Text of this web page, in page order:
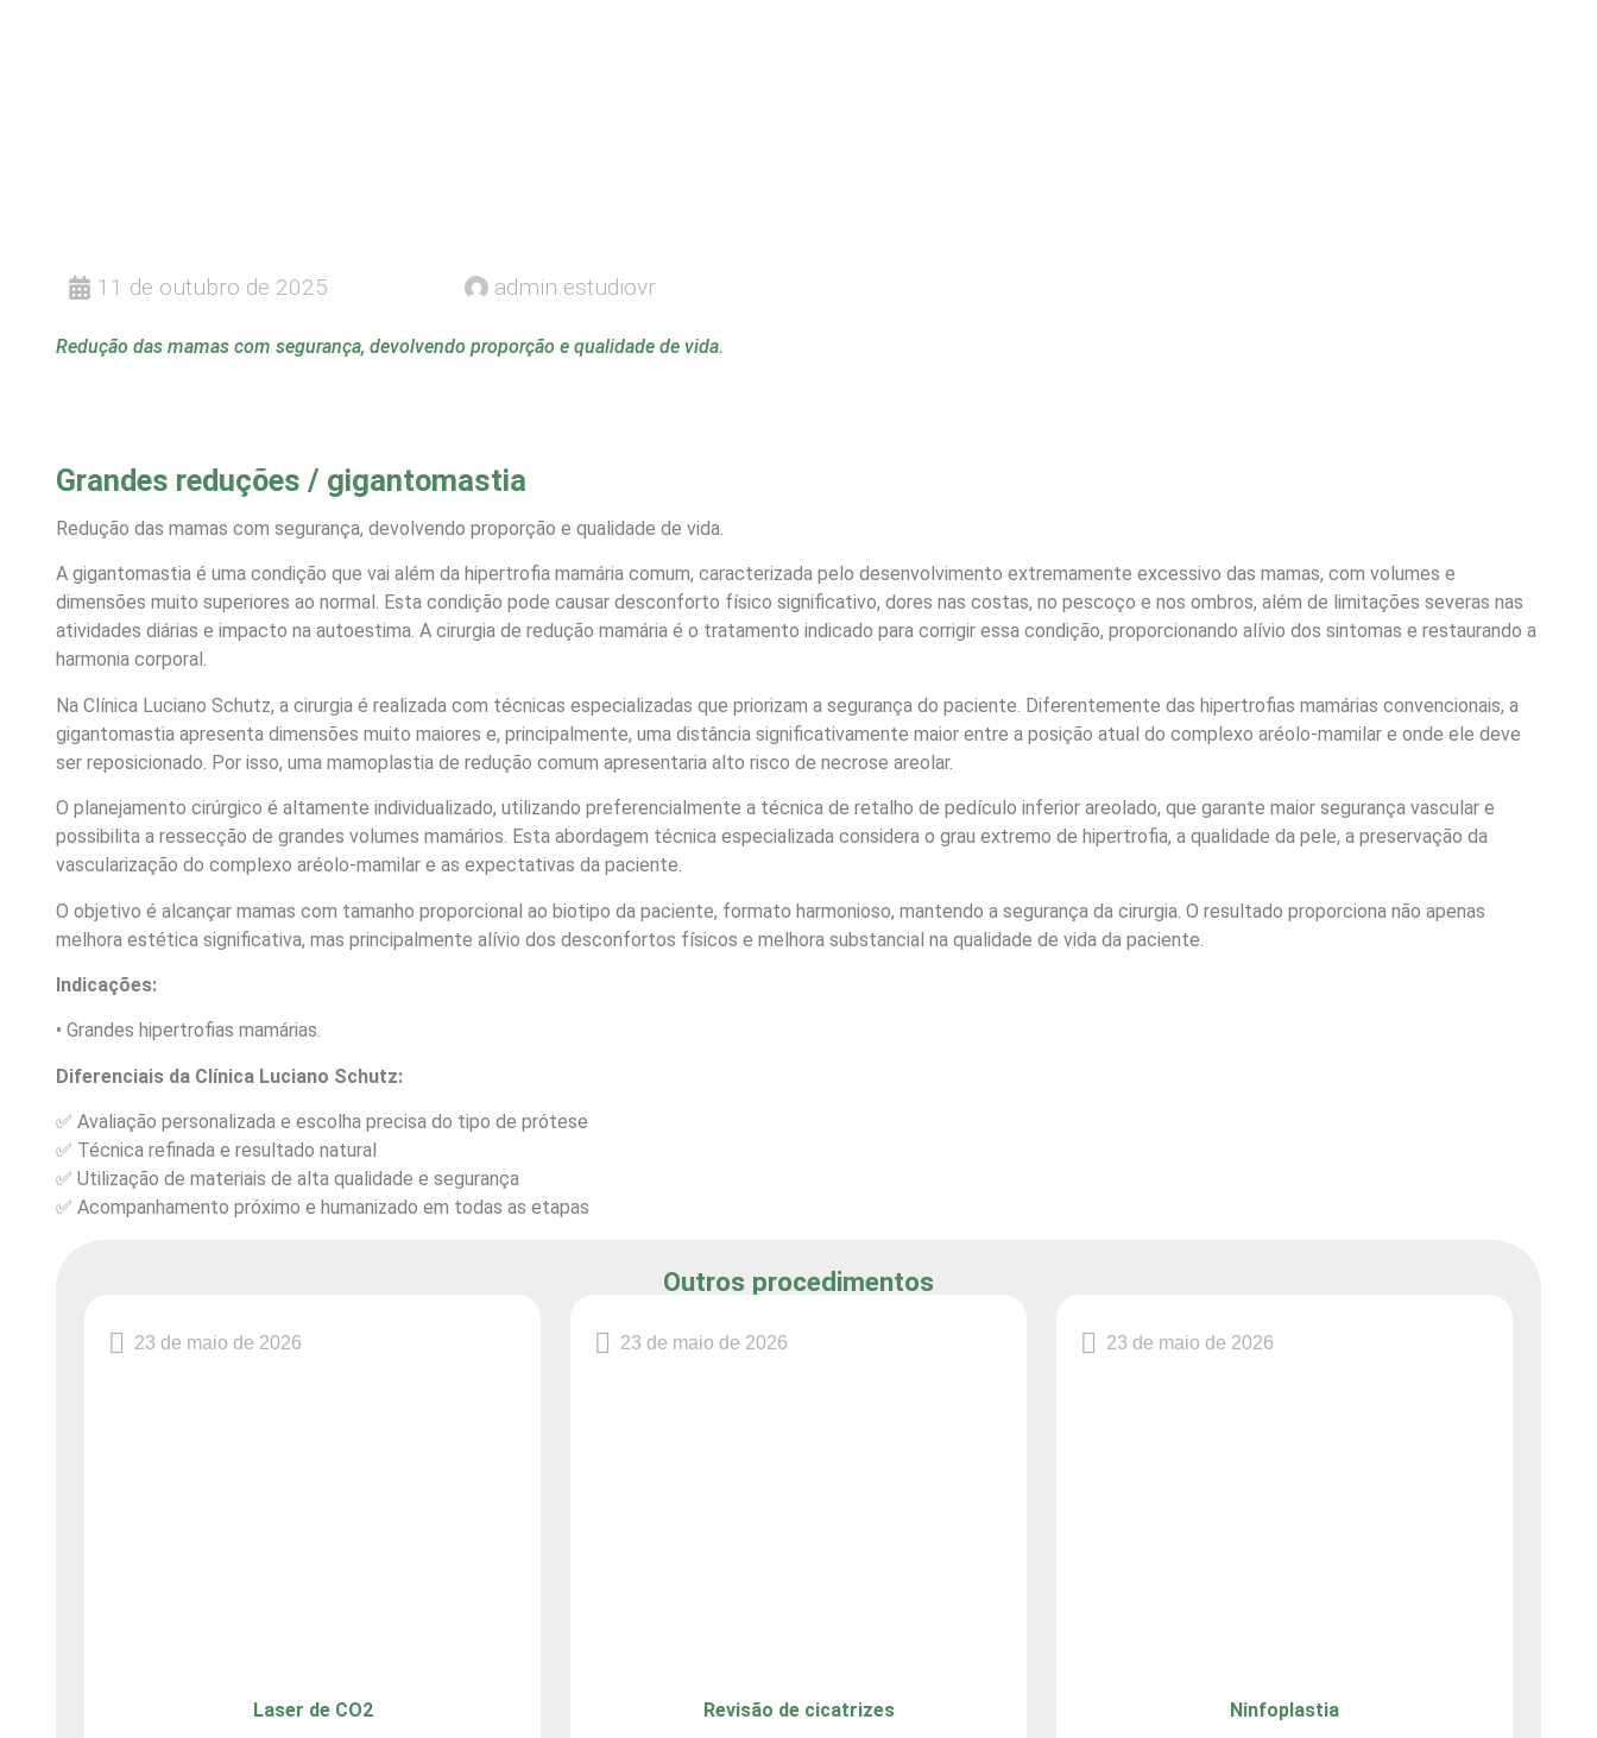
11 de outubro de 2025 admin.estudiovr
Redução das mamas com segurança, devolvendo proporção e qualidade de vida.
Grandes reduções / gigantomastia
Redução das mamas com segurança, devolvendo proporção e qualidade de vida.
A gigantomastia é uma condição que vai além da hipertrofia mamária comum, caracterizada pelo desenvolvimento extremamente excessivo das mamas, com volumes e
dimensões muito superiores ao normal. Esta condição pode causar desconforto físico significativo, dores nas costas, no pescoço e nos ombros, além de limitações severas nas
atividades diárias e impacto na autoestima. A cirurgia de redução mamária é o tratamento indicado para corrigir essa condição, proporcionando alívio dos sintomas e restaurando a
harmonia corporal.
Na Clínica Luciano Schutz, a cirurgia é realizada com técnicas especializadas que priorizam a segurança do paciente. Diferentemente das hipertrofias mamárias convencionais, a
gigantomastia apresenta dimensões muito maiores e, principalmente, uma distância significativamente maior entre a posição atual do complexo aréolo-mamilar e onde ele deve
ser reposicionado. Por isso, uma mamoplastia de redução comum apresentaria alto risco de necrose areolar.
O planejamento cirúrgico é altamente individualizado, utilizando preferencialmente a técnica de retalho de pedículo inferior areolado, que garante maior segurança vascular e
possibilita a ressecção de grandes volumes mamários. Esta abordagem técnica especializada considera o grau extremo de hipertrofia, a qualidade da pele, a preservação da
vascularização do complexo aréolo-mamilar e as expectativas da paciente.
O objetivo é alcançar mamas com tamanho proporcional ao biotipo da paciente, formato harmonioso, mantendo a segurança da cirurgia. O resultado proporciona não apenas
melhora estética significativa, mas principalmente alívio dos desconfortos físicos e melhora substancial na qualidade de vida da paciente.
Indicações:
• Grandes hipertrofias mamárias.
Diferenciais da Clínica Luciano Schutz:
✅ Avaliação personalizada e escolha precisa do tipo de prótese
✅ Técnica refinada e resultado natural
✅ Utilização de materiais de alta qualidade e segurança
✅ Acompanhamento próximo e humanizado em todas as etapas
Outros procedimentos
Laser de CO2
23 de maio de 2026
Revisão de cicatrizes
23 de maio de 2026
Ninfoplastia
23 de maio de 2026